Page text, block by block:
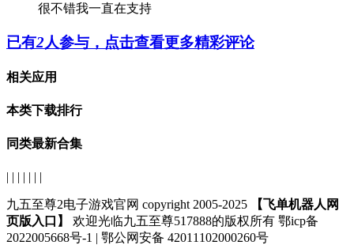
很不错我一直在支持
已有2人参与，点击查看更多精彩评论
相关应用
本类下载排行
同类最新合集
| | | | | | |
九五至尊2电子游戏官网 copyright 2005-2025
【飞单机器人网
页版入口】
欢迎光临九五至尊517888的版权所有 鄂icp备
2022005668号-1 | 鄂公网安备 42011102000260号